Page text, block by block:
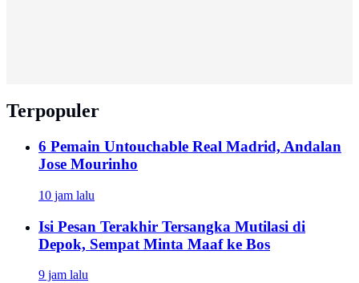
Terpopuler
6 Pemain Untouchable Real Madrid, Andalan
Jose Mourinho
10 jam lalu
Isi Pesan Terakhir Tersangka Mutilasi di
Depok, Sempat Minta Maaf ke Bos
9 jam lalu